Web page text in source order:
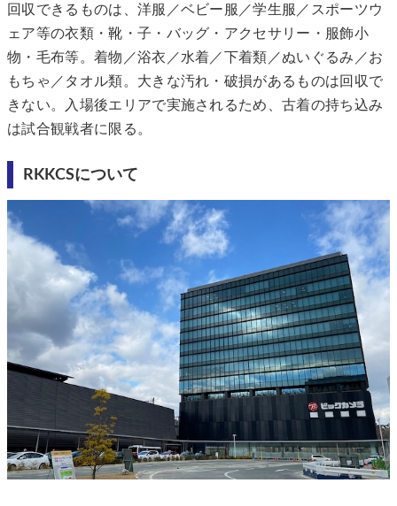
回収できるものは、洋服／ベビー服／学生服／スポーツウ
ェア等の衣類・靴・子・バッグ・アクセサリー・服飾小
物・毛布等。着物／浴衣／水着／下着類／ぬいぐるみ／お
もちゃ／タオル類。大きな汚れ・破損があるものは回収で
きない。入場後エリアで実施されるため、古着の持ち込み
は試合観戦者に限る。
RKKCSについて